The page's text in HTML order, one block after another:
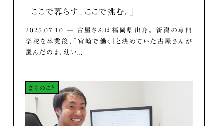
「ここで暮らす。ここで挑む。」
2025.07.10 ― 古屋さんは福岡県出身。 新潟の専門
学校を卒業後、「宮崎で働く」と決めていた古屋さんが
選んだのは、幼い...
まちのこと